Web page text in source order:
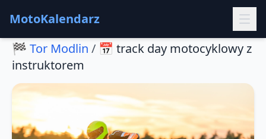
MotoKalendarz
🏁 Tor Modlin / 📅 track day motocyklowy z
instruktorem